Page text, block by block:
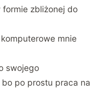
zbliżonej do
mnie
swojego
po prostu praca na